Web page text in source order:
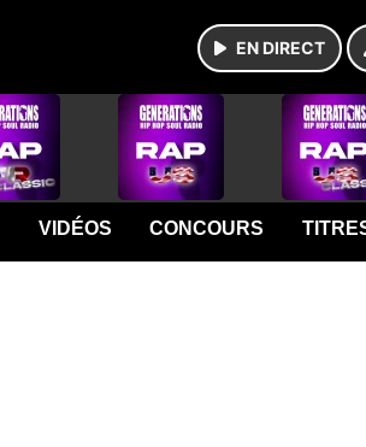
EN DIRECT
VIDÉOS CONCOURS